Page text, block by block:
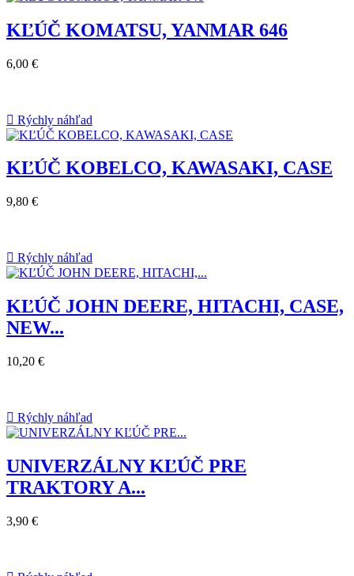
KĽÚČ KOMATSU, YANMAR 646
6,00 €
 Rýchly náhľad
KĽÚČ KOBELCO, KAWASAKI, CASE
9,80 €
 Rýchly náhľad
KĽÚČ JOHN DEERE, HITACHI, CASE,
NEW...
10,20 €
 Rýchly náhľad
UNIVERZÁLNY KĽÚČ PRE
TRAKTORY A...
3,90 €